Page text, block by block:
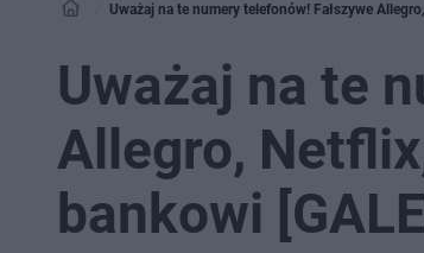
Uważaj na te numery telefonów! Fałszywe
Uważaj na te
Allegro,
bankowi